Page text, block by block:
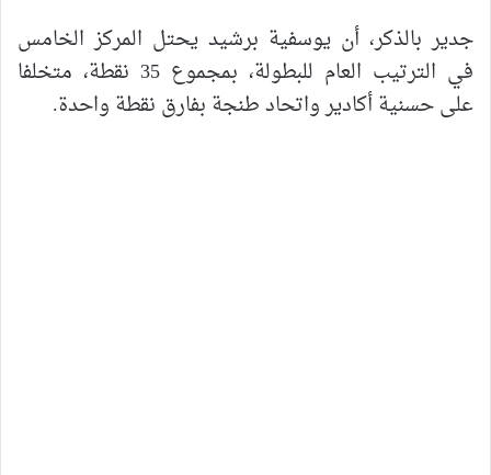
جدير بالذكر، أن يوسفية برشيد يحتل المركز الخامس
في الترتيب العام للبطولة، بمجموع 35 نقطة، متخلفا
على حسنية أكادير واتحاد طنجة بفارق نقطة واحدة.